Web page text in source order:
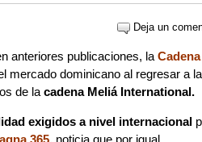
Deja un
anteriores publicaciones, la
mercado dominicano al regresar a
de la cadena Meliá International.
exigidos a nivel internacional
365,noticia que por igual